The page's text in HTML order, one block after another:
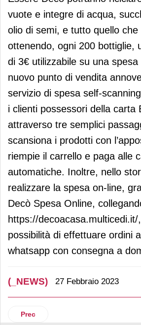
vuote e integre di acqua,
olio di semi, e tutto quello che
ottenendo, ogni 200 bottiglie,
di 3€ utilizzabile su una
nuovo punto di vendita
servizio di spesa self-
i clienti possessori della carta
attraverso tre semplici
scansiona i prodotti con
riempie il carrello e paga alle
automatiche. Inoltre, nello
realizzare la spesa on-line,
Decò Spesa Online,
https://decoacasa.multicedi.it/
possibilità di effettuare ordini
whatsapp con consegna a
(_NEWS) 27 Febbraio 2023
Articolo precedente: Labello
Prec